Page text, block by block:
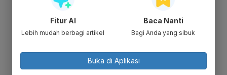
Fitur AI
Lebih mudah berbagi artikel
Baca Nanti
Bagi Anda yang sibuk
Buka di Aplikasi